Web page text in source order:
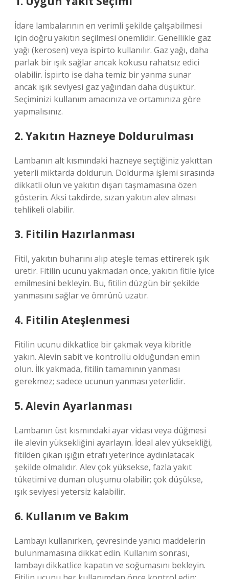
İdare lambalarının en verimli şekilde çalışabilmesi
için doğru yakıtın seçilmesi önemlidir. Genellikle gaz
yağı (kerosen) veya ispirto kullanılır. Gaz yağı, daha
parlak bir ışık sağlar ancak kokusu rahatsız edici
olabilir. İspirto ise daha temiz bir yanma sunar
ancak ışık seviyesi gaz yağından daha düşüktür.
Seçiminizi kullanım amacınıza ve ortamınıza göre
yapmalısınız.
2. Yakıtın Hazneye Doldurulması
Lambanın alt kısmındaki hazneye seçtiğiniz yakıttan
yeterli miktarda doldurun. Doldurma işlemi sırasında
dikkatli olun ve yakıtın dışarı taşmamasına özen
gösterin. Aksi takdirde, sızan yakıtın alev alması
tehlikeli olabilir.
3. Fitilin Hazırlanması
Fitil, yakıtın buharını alıp ateşle temas ettirerek ışık
üretir. Fitilin ucunu yakmadan önce, yakıtın fitile iyice
emilmesini bekleyin. Bu, fitilin düzgün bir şekilde
yanmasını sağlar ve ömrünü uzatır.
4. Fitilin Ateşlenmesi
Fitilin ucunu dikkatlice bir çakmak veya kibritle
yakın. Alevin sabit ve kontrollü olduğundan emin
olun. İlk yakmada, fitilin tamamının yanması
gerekmez; sadece ucunun yanması yeterlidir.
5. Alevin Ayarlanması
Lambanın üst kısmındaki ayar vidası veya düğmesi
ile alevin yüksekliğini ayarlayın. İdeal alev yüksekliği,
fitilden çıkan ışığın etrafı yeterince aydınlatacak
şekilde olmalıdır. Alev çok yüksekse, fazla yakıt
tüketimi ve duman oluşumu olabilir; çok düşükse,
ışık seviyesi yetersiz kalabilir.
6. Kullanım ve Bakım
Lambayı kullanırken, çevresinde yanıcı maddelerin
bulunmamasına dikkat edin. Kullanım sonrası,
lambayı dikkatlice kapatın ve soğumasını bekleyin.